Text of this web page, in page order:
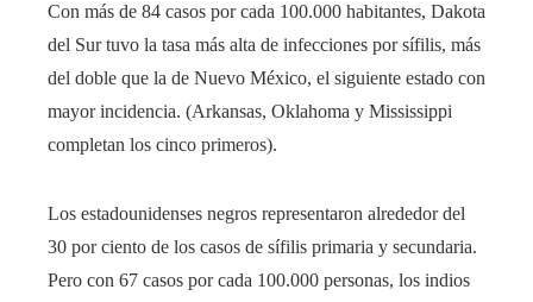
Con más de 84 casos por cada 100.000 habitantes, Dakota
del Sur tuvo la tasa más alta de infecciones por sífilis, más
del doble que la de Nuevo México, el siguiente estado con
mayor incidencia. (Arkansas, Oklahoma y Mississippi
completan los cinco primeros).
Los estadounidenses negros representaron alrededor del
30 por ciento de los casos de sífilis primaria y secundaria.
Pero con 67 casos por cada 100.000 personas, los indios